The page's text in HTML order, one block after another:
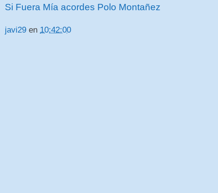
Si Fuera Mía acordes Polo Montañez
javi29 en 10:42:00